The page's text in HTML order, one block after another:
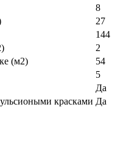
8
27
144
2
(м2)
54
5
Да
красками Да